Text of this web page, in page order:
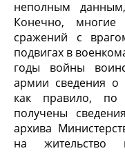
неполным
Конечно,
сражений с
подвигах в
годы войны
армии сведения о
как правило,
получены
архива
на